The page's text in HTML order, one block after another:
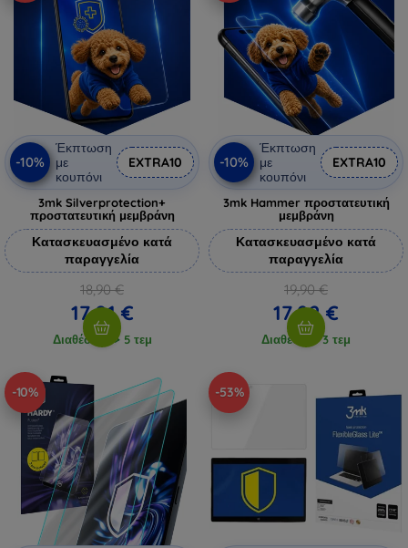
-10%
Έκπτωση
με
κουπόνι
EXTRA10
3mk Silverprotection+
προστατευτική μεμβράνη
Κατασκευασμένο κατά
παραγγελία
18,90 €
17,01 €
Διαθέσιμο > 5 τεμ
-10%
Έκπτωση
με
κουπόνι
EXTRA10
3mk Hammer προστατευτική
μεμβράνη
Κατασκευασμένο κατά
παραγγελία
19,90 €
17,92 €
Διαθέσιμο 3 τεμ
-10% -53%